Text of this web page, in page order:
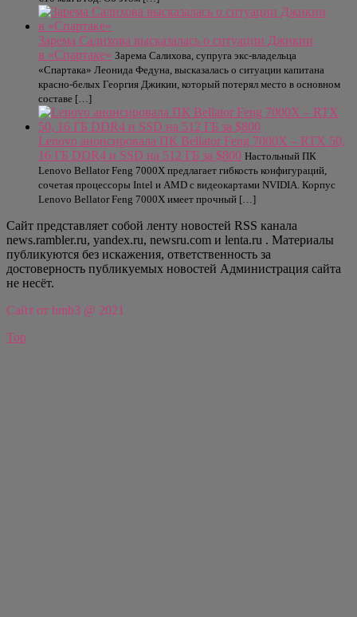
Зарема Салихова высказалась о ситуации Джикии
в «Спартаке» Зарема Салихова, супруга экс-владельца
«Спартака» Леонида Федуна, высказалась о ситуации капитана
красно-белых Георгия Джикии, который потерял место в основном
составе […]
Lenovo анонсировала ПК Bellator Feng 7000X – RTX 50,
16 ГБ DDR4 и SSD на 512 ГБ за $800 Настольный ПК
Lenovo Bellator Feng 7000X предлагает гибкость конфигураций,
сочетая процессоры Intel и AMD с видеокартами NVIDIA. Корпус
Lenovo Bellator Feng 7000X имеет прочный […]
Сайт представляет собой ленту новостей RSS канала
news.rambler.ru, yandex.ru, newsru.com и lenta.ru . Материалы
публикуются без искажения, ответственность за
достоверность публикуемых новостей Администрация сайта
не несёт.
Сайт от bmb3 @ 2021
Top